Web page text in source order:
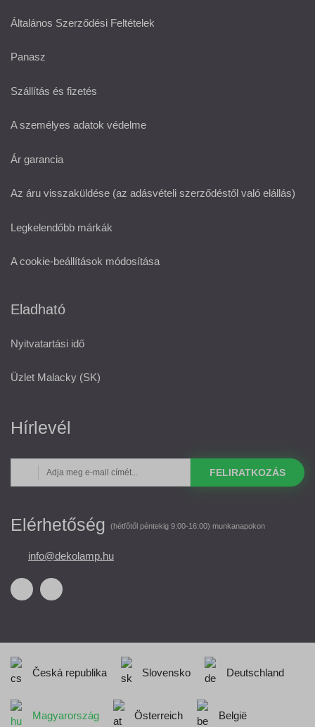
Általános Szerződési Feltételek
Panasz
Szállítás és fizetés
A személyes adatok védelme
Ár garancia
Az áru visszaküldése (az adásvételi szerződéstől való elállás)
Legkelendőbb márkák
A cookie-beállítások módosítása
Eladható
Nyitvatartási idő
Üzlet Malacky (SK)
Hírlevél
FELIRATKOZÁS
Elérhetőség (hétfőtől péntekig 9:00-16:00) munkanapokon
info@dekolamp.hu
Česká republika Slovensko Deutschland
Magyarország Österreich België